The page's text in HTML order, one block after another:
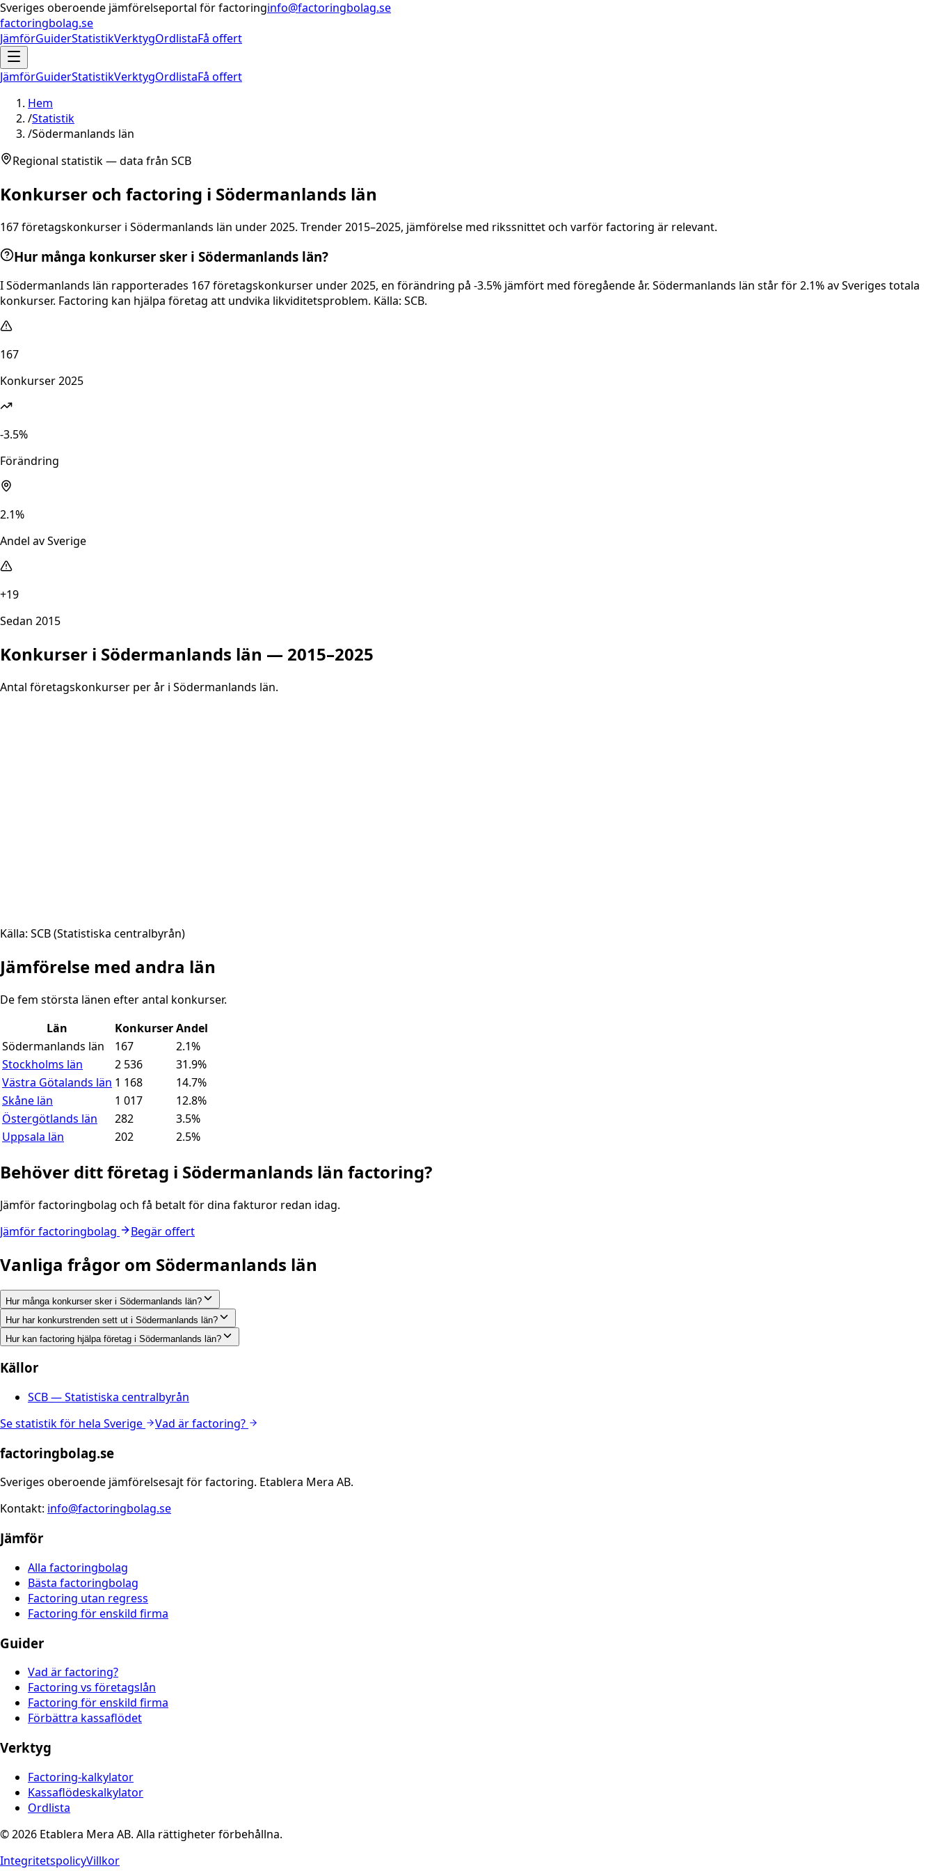
Sveriges oberoende jämförelseportal för factoringinfo@factoringbolag.se
factoringbolag.se
JämförGuiderStatistikVerktygOrdlistaFå offert
JämförGuiderStatistikVerktygOrdlistaFå offert
Hem
/Statistik
/Södermanlands län
Regional statistik — data från SCB
Konkurser och factoring i Södermanlands län
167företagskonkurser i Södermanlands län under 2025. Trender 2015–2025, jämförelse med rikssnittet och varför factoring är relevant.
Hur många konkurser sker i Södermanlands län?
I Södermanlands län rapporterades 167 företagskonkurser under 2025, en förändring på -3.5% jämfört med föregående år. Södermanlands län står för 2.1% av Sveriges totala
konkurser. Factoring kan hjälpa företag att undvika likviditetsproblem. Källa: SCB.
167
Konkurser 2025
-3.5%
Förändring
2.1%
Andel av Sverige
+19
Sedan 2015
Konkurser i Södermanlands län — 2015–2025
Antal företagskonkurser per år i Södermanlands län.
Källa: SCB (Statistiska centralbyrån)
Jämförelse med andra län
De fem största länen efter antal konkurser.
Län
KonkurserAndel
Södermanlands län
167 2.1%
Stockholms län
2 536 31.9%
Västra Götalands län 1 168 14.7%
Skåne län
1 017 12.8%
Östergötlands län
282 3.5%
Uppsala län
202 2.5%
Behöver ditt företag i Södermanlands län factoring?
Jämför factoringbolag och få betalt för dina fakturor redan idag.
Jämför factoringbolag
Begär offert
Vanliga frågor om Södermanlands län
Hur många konkurser sker i Södermanlands län?
Hur har konkurstrenden sett ut i Södermanlands län?
Hur kan factoring hjälpa företag i Södermanlands län?
Källor
SCB — Statistiska centralbyrån
Se statistik för hela Sverige
Vad är factoring?
factoringbolag.se
Sveriges oberoende jämförelsesajt för factoring. Etablera Mera AB.
Kontakt: info@factoringbolag.se
Jämför
Alla factoringbolag
Bästa factoringbolag
Factoring utan regress
Factoring för enskild firma
Guider
Vad är factoring?
Factoring vs företagslån
Factoring för enskild firma
Förbättra kassaflödet
Verktyg
Factoring-kalkylator
Kassaflödeskalkylator
Ordlista
© 2026 Etablera Mera AB. Alla rättigheter förbehållna.
IntegritetspolicyVillkor